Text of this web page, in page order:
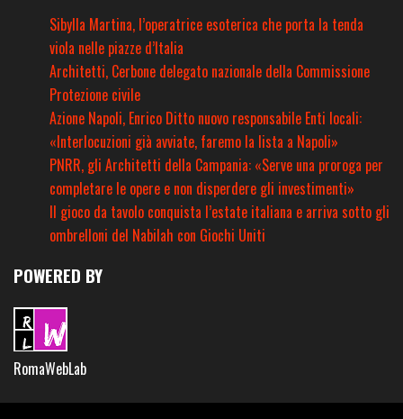
Sibylla Martina, l’operatrice esoterica che porta la tenda
viola nelle piazze d’Italia
Architetti, Cerbone delegato nazionale della Commissione
Protezione civile
Azione Napoli, Enrico Ditto nuovo responsabile Enti locali:
«Interlocuzioni già avviate, faremo la lista a Napoli»
PNRR, gli Architetti della Campania: «Serve una proroga per
completare le opere e non disperdere gli investimenti»
Il gioco da tavolo conquista l’estate italiana e arriva sotto gli
ombrelloni del Nabilah con Giochi Uniti
POWERED BY
RomaWebLab